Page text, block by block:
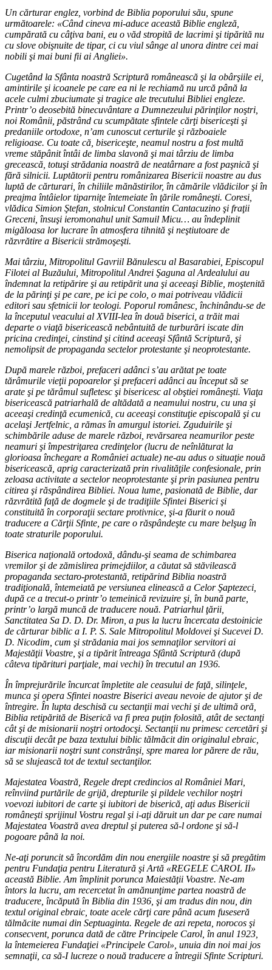
Un cărturar englez, vorbind de Biblia poporului său, spune
următoarele: «Când cineva mi-aduce această Biblie engleză,
cumpărată cu câţiva bani, eu o văd stropită de lacrimi şi tipărită nu
cu slove obişnuite de tipar, ci cu viul sânge al unora dintre cei mai
nobili şi mai buni fii ai Angliei».
Cugetând la Sfânta noastră Scriptură românească şi la obârşiile ei,
amintirile şi icoanele pe care ea ni le rechiamă nu urcă până la
acele culmi zbuciumate şi tragice ale trecutului Bibliei engleze.
Printr’o deosebită binecuvântare a Dumnezeului părinţilor noştri,
noi Românii, păstrând cu scumpătate sfintele cărţi bisericeşti şi
predaniile ortodoxe, n’am cunoscut certurile şi războaiele
religioase. Cu toate că, bisericeşte, neamul nostru a fost multă
vreme stăpânit întâi de limba slavonă şi mai târziu de limba
grecească, totuşi strădania noastră de neatârnare a fost paşnică şi
fără silnicii. Luptătorii pentru românizarea Bisericii noastre au dus
luptă de cărturari, în chiliile mănăstirilor, în cămările vlădicilor şi în
preajma întâielor tiparniţe întemeiate în ţările româneşti. Coresi,
vlădica Simion Ştefan, stolnicul Constantin Cantacuzino şi fraţii
Greceni, însuşi ieromonahul unit Samuil Micu… au îndeplinit
migăloasa lor lucrare în atmosfera tihnită şi neştiutoare de
răzvrătire a Bisericii strămoşeşti.
Mai târziu, Mitropolitul Gavriil Bănulescu al Basarabiei, Episcopul
Filotei al Buzăului, Mitropolitul Andrei Şaguna al Ardealului au
îndemnat la retipărire şi au retipărit una şi aceeaşi Biblie, moştenită
de la părinţi şi pe care, pe ici pe colo, o mai potriveau vlădicii
editori sau sfetnicii lor teologi. Poporul românesc, închinându-se de
la începutul veacului al XVIII-lea în două biserici, a trăit mai
departe o viaţă bisericească nebântuită de turburări iscate din
pricina credinţei, cinstind şi citind aceeaşi Sfântă Scriptură, şi
nemolipsit de propaganda sectelor protestante şi neoprotestante.
După marele război, prefaceri adânci s’au arătat pe toate
tărâmurile vieţii popoarelor şi prefaceri adânci au început să se
arate şi pe tărâmul sufletesc şi bisericesc al obştiei româneşti. Viaţa
bisericească patriarhală de altădată a neamului nostru, cu una şi
aceeaşi credinţă ecumenică, cu aceeaşi constituţie episcopală şi cu
acelaşi Jertfelnic, a rămas în amurgul istoriei. Zguduirile şi
schimbările aduse de marele război, revărsarea neamurilor peste
neamuri şi împestriţarea credinţelor (lucru de neînlăturat la
glorioasa închegare a României actuale) ne-au adus o situaţie nouă
bisericească, aprig caracterizată prin rivalităţile confesionale, prin
zeloasa activitate a sectelor neoprotestante şi prin pasiunea pentru
citirea şi răspândirea Bibliei. Noua lume, pasionată de Biblie, dar
răzvrătită faţă de dogmele şi de tradiţiile Sfintei Biserici şi
constituită în corporaţii sectare protivnice, şi-a făurit o nouă
traducere a Cărţii Sfinte, pe care o răspândeşte cu mare belşug în
toate straturile poporului.
Biserica naţională ortodoxă, dându-şi seama de schimbarea
vremilor şi de zămislirea primejdiilor, a căutat să stăvilească
propaganda sectaro-protestantă, retipărind Biblia noastră
tradiţională, întemeiată pe versiunea elinească a Celor Şaptezeci,
după ce a trecut-o printr’o temeinică revizuire şi, în bună parte,
printr’o largă muncă de traducere nouă. Patriarhul ţării,
Sanctitatea Sa D. D. Dr. Miron, a pus la lucru încercata destoinicie
de cărturar biblic a I. P. S. Sale Mitropolitul Moldovei şi Sucevei D.
D. Nicodim, cum şi strădania mai jos semnaţilor servitori ai
Majestăţii Voastre, şi a tipărit întreaga Sfântă Scriptură (după
câteva tipărituri parţiale, mai vechi) în trecutul an 1936.
În împrejurările încurcat împletite ale ceasului de faţă, silinţele,
munca şi opera Sfintei noastre Biserici aveau nevoie de ajutor şi de
întregire. În lupta deschisă cu sectanţii mai vechi şi de ultimă oră,
Biblia retipărită de Biserică va fi prea puţin folosită, atât de sectanţi
cât şi de misionarii noştri ortodocşi. Sectanţii nu primesc cercetări şi
discuţii decât pe baza textului biblic tălmăcit din originalul ebraic,
iar misionarii noştri sunt constrânşi, spre marea lor părere de rău,
să se slujească tot de textul sectanţilor.
Majestatea Voastră, Regele drept credincios al României Mari,
reînviind purtările de grijă, drepturile şi pildele vechilor noştri
voevozi iubitori de carte şi iubitori de biserică, aţi adus Bisericii
româneşti sprijinul Vostru regal şi i-aţi dăruit un dar pe care numai
Majestatea Voastră avea dreptul şi puterea să-l ordone şi să-l
pogoare până la noi.
Ne-aţi poruncit să încordăm din nou energiile noastre şi să pregătim
pentru Fundaţia pentru Literatură şi Artă «REGELE CAROL II»
această Biblie. Am împlinit porunca Maiestăţii Voastre. Ne-am
întors la lucru, am recercetat în amănunţime partea noastră de
traducere, încăpută în Biblia din 1936, şi am tradus din nou, din
textul original ebraic, toate acele cărţi care până acum fuseseră
tălmăcite numai din Septuaginta. Regele de azi repeta, norocos şi
consecvent, porunca dată de către Principele Carol, în anul 1923,
la întemeierea Fundaţiei «Principele Carol», unuia din noi mai jos
semnaţii, ca să-I lucreze o nouă traducere a întregii Sfinte Scripturi.